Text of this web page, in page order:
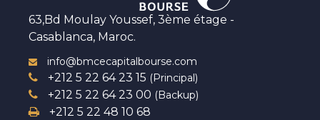
63,Bd Moulay Youssef, 3ème étage -
Casablanca, Maroc.
info@bmcecapitalbourse.com
+212 5 22 64 23 15 (Principal)
+212 5 22 64 23 00 (Backup)
+212 5 22 48 10 68